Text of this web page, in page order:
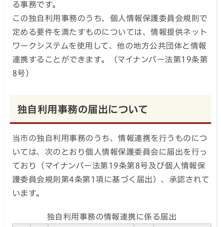
る事務です。
この独自利用事務のうち、個人情報保護委員会規則で
定める要件を満たすものについては、情報提供ネット
ワークシステムを使用して、他の地方公共団体と情報
連携することができます。（マイナンバー法第19条第
8号）
独自利用事務の届出について
当市の独自利用事務のうち、情報連携を行うものにつ
いては、次のとおり個人情報保護委員会に届出を行っ
ており（マイナンバー法第19条第8号及び個人情報保
護委員会規則第4条第1項に基づく届出）、承認されて
います。
独自利用事務の情報連携に係る届出